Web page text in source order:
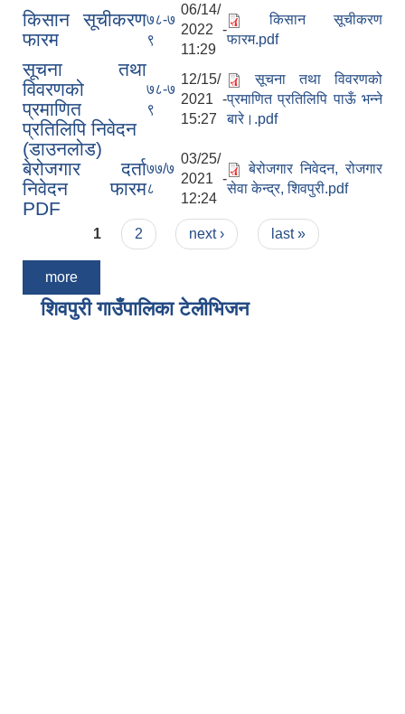
किसान सूचीकरण
फारम
७८-७
९
06/14/
2022 -
11:29
किसान सूचीकरण
फारम.pdf
सूचना तथा
विवरणको
प्रमाणित
प्रतिलिपि निवेदन
७८-७
९
12/15/
2021 -
15:27
सूचना तथा विवरणको
प्रमाणित प्रतिलिपि पाऊँ भन्ने
बारे।.pdf
(डाउनलोड)
बेरोजगार दर्ता
निवेदन फारम
PDF
७७/७
८
03/25/
2021 -
12:24
बेरोजगार निवेदन, रोजगार
सेवा केन्द्र, शिवपुरी.pdf
Pages
1 2 next › last »
more
शिवपुरी गाउँपालिका टेलीभिजन